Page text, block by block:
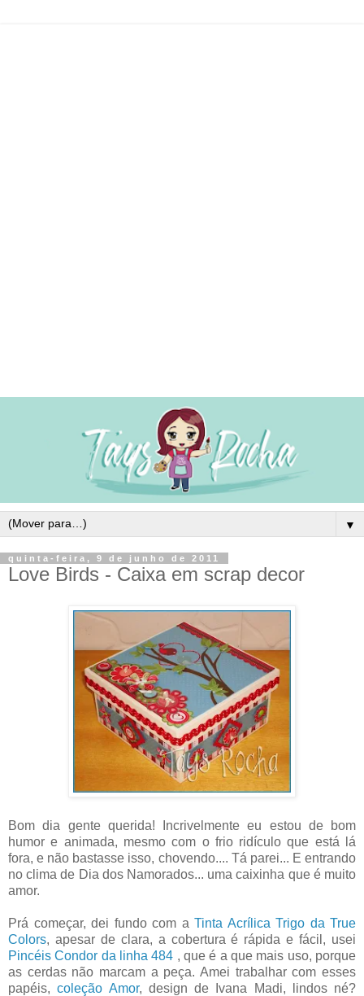
▼
quinta-feira, 9 de junho de 2011
Love Birds - Caixa em scrap decor
Bom dia gente querida! Incrivelmente eu estou de bom
humor e animada, mesmo com o frio ridículo que está lá
fora, e não bastasse isso, chovendo.... Tá parei... E entrando
no clima de Dia dos Namorados... uma caixinha que é muito
amor.
Prá começar, dei fundo com a Tinta Acrílica Trigo da True
Colors, apesar de clara, a cobertura é rápida e fácil, usei
Pincéis Condor da linha 484 , que é a que mais uso, porque
as cerdas não marcam a peça. Amei trabalhar com esses
papéis,coleção Amor, design de Ivana Madi, lindos né?